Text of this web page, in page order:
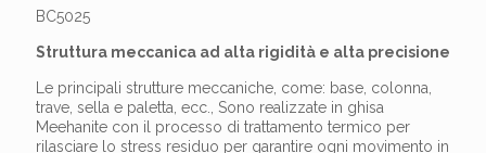
BC5025
Struttura meccanica ad alta rigidità e alta precisione
Le principali strutture meccaniche, come: base, colonna,
trave, sella e paletta, ecc., Sono realizzate in ghisa
Meehanite con il processo di trattamento termico per
rilasciare lo stress residuo per garantire ogni movimento in